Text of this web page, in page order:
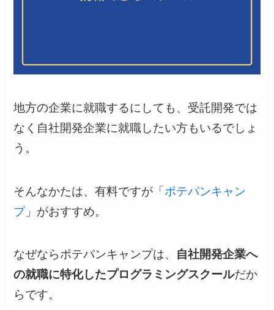
地方の企業に就職するにしても、受託開発では
なく自社開発企業に就職したい方もいるでしょ
う。
そんなかたは、有料ですが「ポテパンキャン
プ」がおすすめ。
なぜならポテパンキャンプは、 自社開発企業へ
の就職に特化したプログラミングスクールだか
らです。